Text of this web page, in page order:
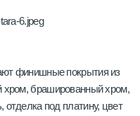
финишные покрытия из
хром, брашированный хром,
под платину, цвет